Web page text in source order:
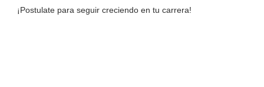
¡Postulate para seguir creciendo en tu carrera!